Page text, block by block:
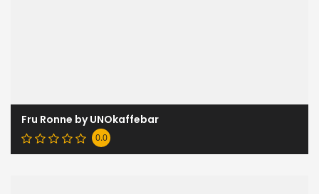
Fru Ronne by UNOkaffebar
0.0